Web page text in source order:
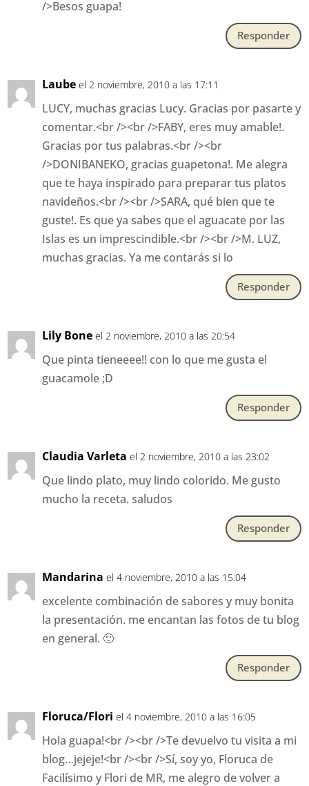
/>Besos guapa!
Responder
Laube el 2 noviembre, 2010 a las 17:11
LUCY, muchas gracias Lucy. Gracias por pasarte y
comentar.<br /><br />FABY, eres muy amable!.
Gracias por tus palabras.<br /><br
/>DONIBANEKO, gracias guapetona!. Me alegra
que te haya inspirado para preparar tus platos
navideños.<br /><br />SARA, qué bien que te
guste!. Es que ya sabes que el aguacate por las
Islas es un imprescindible.<br /><br />M. LUZ,
muchas gracias. Ya me contarás si lo
Responder
Lily Bone el 2 noviembre, 2010 a las 20:54
Que pinta tieneeee!! con lo que me gusta el
guacamole ;D
Responder
Claudia Varleta el 2 noviembre, 2010 a las 23:02
Que lindo plato, muy lindo colorido. Me gusto
mucho la receta. saludos
Responder
Mandarina el 4 noviembre, 2010 a las 15:04
excelente combinación de sabores y muy bonita
la presentación. me encantan las fotos de tu blog
en general. 🙂
Responder
Floruca/Flori el 4 noviembre, 2010 a las 16:05
Hola guapa!<br /><br />Te devuelvo tu visita a mi
blog…jejeje!<br /><br />Sí, soy yo, Floruca de
Facilísimo y Flori de MR, me alegro de volver a